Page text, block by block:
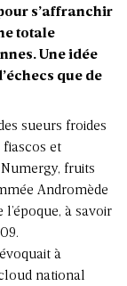
s’affranchir
totale
Une idée
que de
sueurs froides
fiascos et
fruits
Andromède
à savoir
à
national